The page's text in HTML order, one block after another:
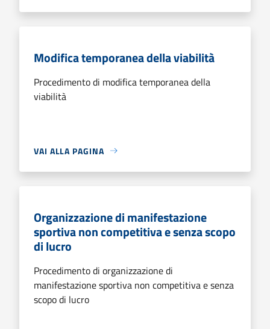
Modifica temporanea della viabilità
Procedimento di modifica temporanea della
viabilità
VAI ALLA PAGINA
Organizzazione di manifestazione
sportiva non competitiva e senza scopo
di lucro
Procedimento di organizzazione di
manifestazione sportiva non competitiva e senza
scopo di lucro